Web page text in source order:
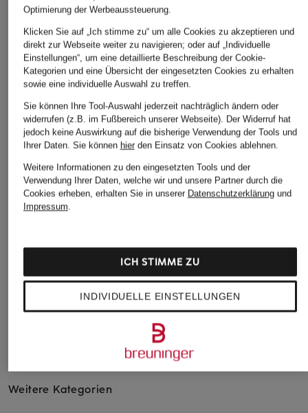
HOKA
Laufschuhe U
ROCKET X 3
250 €
new balance
Laufschuhe
FUELCELL REBEL
160 €
+Aktionsrabatt
Laufschuhe
METASPEED EDGE
Bestpreis:169,99 €
Weitere Kategorien
Optimierung der Werbeaussteuerung.
Klicken Sie auf „Ich stimme zu“ um alle Cookies zu akzeptieren und
direkt zur Webseite weiter zu navigieren; oder auf „Individuelle
Einstellungen“, um eine detaillierte Beschreibung der Cookie-
Kategorien und eine Übersicht der eingesetzten Cookies zu erhalten
sowie eine individuelle Auswahl zu treffen.
Sie können Ihre Tool-Auswahl jederzeit nachträglich ändern oder
widerrufen (z.B. im Fußbereich unserer Webseite). Der Widerruf hat
jedoch keine Auswirkung auf die bisherige Verwendung der Tools und
Ihrer Daten. Sie können hierden Einsatz von Cookies ablehnen.
Weitere Informationen zu den eingesetzten Tools und der
Verwendung Ihrer Daten, welche wir und unsere Partner durch die
Cookies erheben, erhalten Sie in unserer Datenschutzerklärungund
Impressum.
INDIVIDUELLE EINSTELLUNGEN
ICH STIMME ZU